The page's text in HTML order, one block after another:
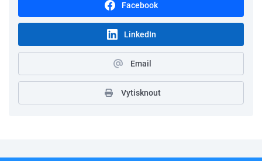
Facebook
LinkedIn
Email
Vytisknout